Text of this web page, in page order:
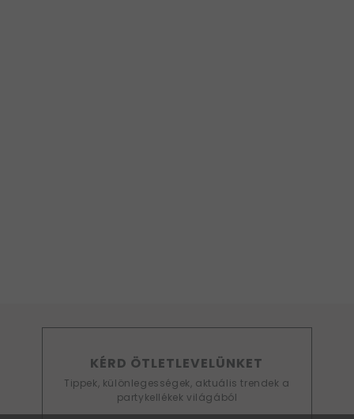
KÉRD ÖTLETLEVELÜNKET
Tippek, különlegességek, aktuális trendek a
partykellékek világából